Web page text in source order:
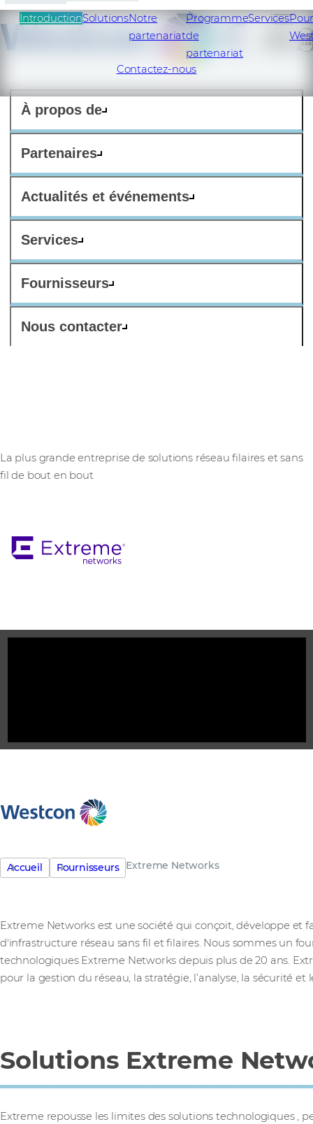
À propos de
Partenaires
Actualités et événements
Services
Fournisseurs
Nous contacter
La plus grande entreprise de solutions réseau filaires et sans
fil de bout en bout
Accueil Fournisseurs Extreme Networks
IntroductionSolutionsNotre
partenariat
Programme
de
partenariat
Services
Contactez-nous
Extreme Networks est une société qui conçoit, développe et
d'infrastructure réseau sans fil et filaires. Nous sommes un
technologiques Extreme Networksdepuis plus de 20 ans.
pour la gestion du réseau, la stratégie, l’analyse, la sécurité et
Solutions Extreme
Extreme repousse les limites des solutions technologiques ,